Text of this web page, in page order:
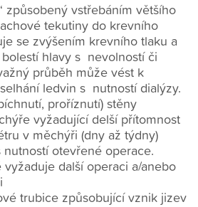
způsobený vstřebáním většího
tekutiny do krevního
se zvýšením krevního tlaku a
hlavy s nevolností či
průběh může vést k
ledvin s nutností dialýzy.
proříznutí) stěny
vyžadující delší přítomnost
v měchýři (dny až týdny)
otevřené operace.
vyžaduje další operaci a/anebo
trubice způsobující vznik jizev